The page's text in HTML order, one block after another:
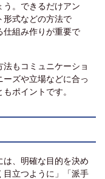
。できるだけアン
形式などの方法で
仕組み作りが重要で
もコミュニケーショ
ズや立場などに合っ
ポイントです。
は、明確な目的を決め
目立つように」「派手